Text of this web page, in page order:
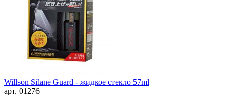
Willson Silane Guard - жидкое стекло 57ml
арт. 01276